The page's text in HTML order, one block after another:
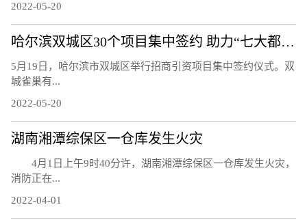
2022-05-20
哈尔滨双城区30个项目集中签约 助力“七大都市”建设
5月19日，哈尔滨市双城区举行招商引资项目集中签约仪式。双
城雀巢有...
2022-05-20
湖南湘潭综保区一仓库发生火灾
4月1日上午9时40分许，湖南湘潭综保区一仓库发生火灾，
消防正在...
2022-04-01